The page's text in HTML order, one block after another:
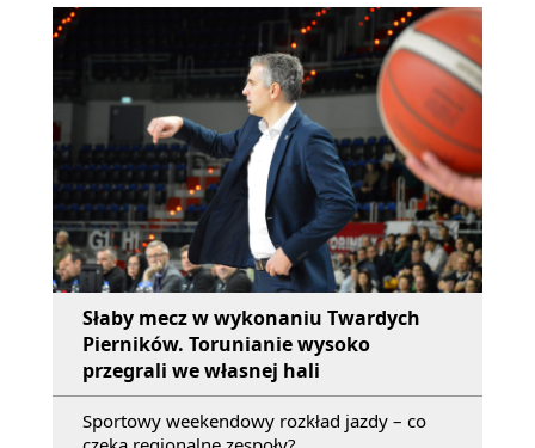
Słaby mecz w wykonaniu Twardych
Pierników. Torunianie wysoko
przegrali we własnej hali
Sportowy weekendowy rozkład jazdy – co